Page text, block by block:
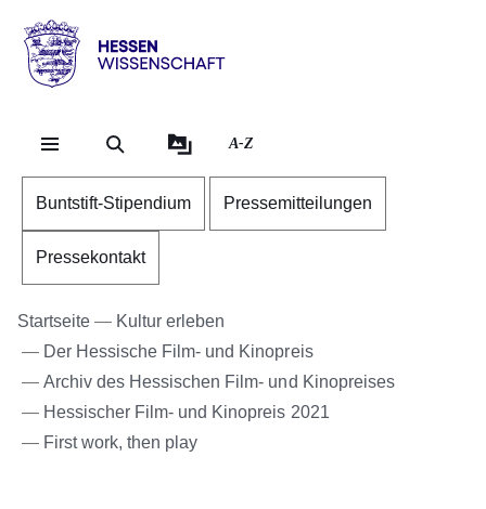
Hessen
Wissenschaft
A-Z
Buntstift-Stipendium Pressemitteilungen
Pressekontakt
Startseite
Kultur erleben
Der Hessische Film- und Kinopreis
Archiv des Hessischen Film- und Kinopreises
Hessischer Film- und Kinopreis 2021
First work, then play